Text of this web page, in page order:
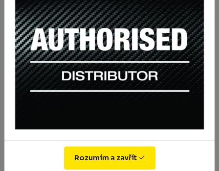
541.8 Kč
s DPH 655.58 Kč
Koupit
Rozumím a zavřít